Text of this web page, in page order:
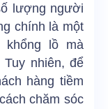
lượng người
chính là một
khổng lồ mà
nhiên, để
hàng tiềm
chăm sóc